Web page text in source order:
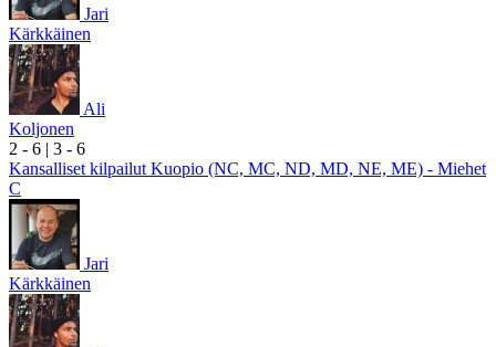
Jari
Kärkkäinen
Ali
Koljonen
2 - 6 | 3 - 6
Kansalliset kilpailut Kuopio (NC, MC, ND, MD, NE, ME) - Miehet
C
Jari
Kärkkäinen